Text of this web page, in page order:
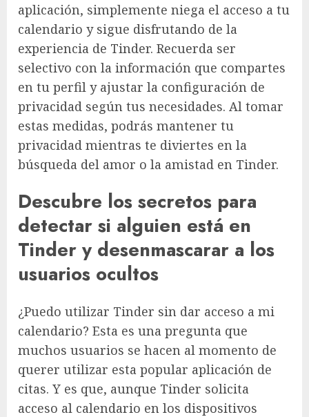
aplicación, simplemente niega el acceso a tu
calendario y sigue disfrutando de la
experiencia de Tinder. Recuerda ser
selectivo con la información que compartes
en tu perfil y ajustar la configuración de
privacidad según tus necesidades. Al tomar
estas medidas, podrás mantener tu
privacidad mientras te diviertes en la
búsqueda del amor o la amistad en Tinder.
Descubre los secretos para
detectar si alguien está en
Tinder y desenmascarar a los
usuarios ocultos
¿Puedo utilizar Tinder sin dar acceso a mi
calendario? Esta es una pregunta que
muchos usuarios se hacen al momento de
querer utilizar esta popular aplicación de
citas. Y es que, aunque Tinder solicita
acceso al calendario en los dispositivos